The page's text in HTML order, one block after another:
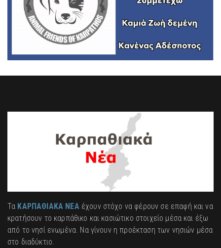
Τα ΚΑΡΠΑΘΙΑΚΑ ΝΕΑέχουν στόχο να φέρουν σε επαφή και να
κρατήσουν το καρπάθικο και κασιώτικο στοιχείο μέσα και έξω
από το νησί ενωμένα. Να γίνουν η προέκταση των νησιών μέσα
στο διαδύκτιο.